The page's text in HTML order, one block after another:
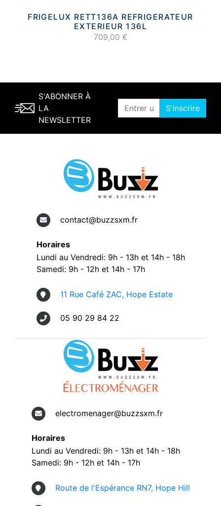
FRIGELUX RETT136A REFRIGERATEUR
EXTERIEUR 136L
709,00 €
S'ABONNER À
LA
NEWSLETTER
S'inscrire
contact@buzzsxm.fr
Horaires
Lundi au Vendredi: 9h - 13h et 14h - 18h
Samedi: 9h - 12h et 14h - 17h
11 Rue Café ZAC, Hope Estate
05 90 29 84 22
electromenager@buzzsxm.fr
Horaires
Lundi au Vendredi: 9h - 13h et 14h - 18h
Samedi: 9h - 12h et 14h - 17h
Route de l'Espérance RN7, Hope Hill